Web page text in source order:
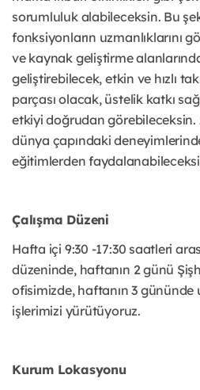
sorumluluk alabileceksin. Bu
fonksiyonların uzmanlıklarını
ve kaynak geliştirme
geliştirebilecek, etkin ve hızlı
parçası olacak, üstelik katkı
etkiyi doğrudan görebileceksin.
dünya çapındaki
eğitimlerden
Çalışma Düzeni
Hafta içi 9:30 -17:30 saatleri
düzeninde, haftanın 2 günü
ofisimizde, haftanın 3 gününde
işlerimizi yürütüyoruz.
Kurum Lokasyonu